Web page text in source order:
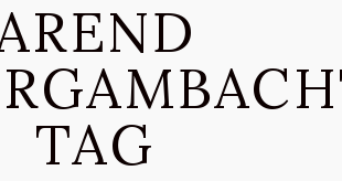
TAG